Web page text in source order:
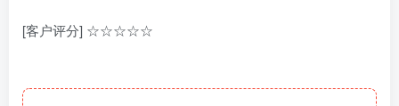
[客户评分] ☆☆☆☆☆